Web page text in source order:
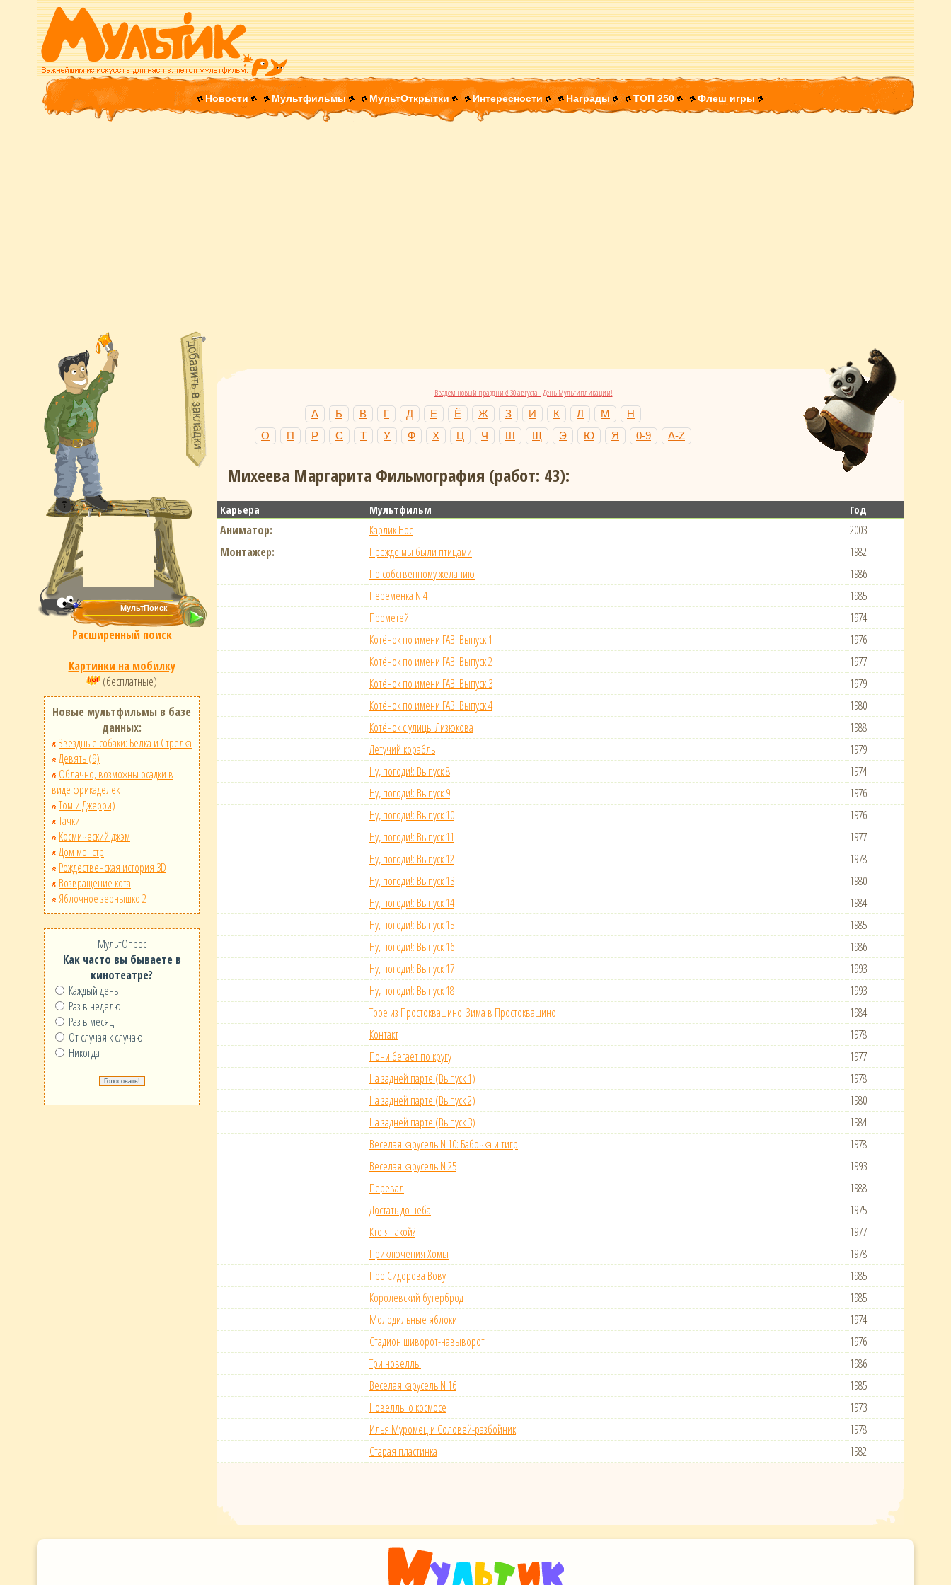
Новости Мультфильмы МультОткрытки Интересности Награды ТОП 250 Флеш игры
Расширенный поиск
Картинки на мобилку
(бесплатные)
Новые мультфильмы в базе
данных:
Звёздные собаки: Белка и Стрелка
Девять (9)
Облачно, возможны осадки в
виде фрикаделек
Том и Джерри)
Тачки
Космический джэм
Дом монстр
Рождественская история 3D
Возвращение кота
Яблочное зернышко 2
МультОпрос
Как часто вы бываете в
кинотеатре?
Каждый день
Раз в неделю
Раз в месяц
От случая к случаю
Никогда
Введем новый праздник! 30 августа - День Мультипликации!
А Б В Г Д Е Ё Ж З И К Л М
Н
О
П Р С Т У Ф Х Ц Ч Ш Щ Э Ю Я 0-9 A-Z
Михеева Маргарита Фильмография (работ: 43):
Карьера Мультфильм Год
Аниматор: Карлик Нос
2003
Монтажер:
Прежде мы были птицами
1982
По собственному желанию
1986
Переменка N 4
1985
Прометей
1974
Котёнок по имени ГАВ: Выпуск 1
1976
Котёнок по имени ГАВ: Выпуск 2
1977
Котёнок по имени ГАВ: Выпуск 3
1979
Котёнок по имени ГАВ: Выпуск 4
1980
Котёнок с улицы Лизюкова
1988
Летучий корабль
1979
Ну, погоди!: Выпуск 8
1974
Ну, погоди!: Выпуск 9
1976
Ну, погоди!: Выпуск 10
1976
Ну, погоди!: Выпуск 11
1977
Ну, погоди!: Выпуск 12
1978
Ну, погоди!: Выпуск 13
1980
Ну, погоди!: Выпуск 14
1984
Ну, погоди!: Выпуск 15
1985
Ну, погоди!: Выпуск 16
1986
Ну, погоди!: Выпуск 17
1993
Ну, погоди!: Выпуск 18
1993
Трое из Простоквашино: Зима в Простоквашино
1984
Контакт
1978
Пони бегает по кругу
1977
На задней парте (Выпуск 1)
1978
На задней парте (Выпуск 2)
1980
На задней парте (Выпуск 3)
1984
Веселая карусель N 10: Бабочка и тигр
1978
Веселая карусель N 25
1993
Перевал
1988
Достать до неба
1975
Кто я такой?
1977
Приключения Хомы
1978
Про Сидорова Вову
1985
Королевский бутерброд
1985
Молодильные яблоки
1974
Стадион шиворот-навыворот
1976
Три новеллы
1986
Веселая карусель N 16
1985
Новеллы о космосе
1973
Илья Муромец и Соловей-разбойник
1978
Старая пластинка
1982